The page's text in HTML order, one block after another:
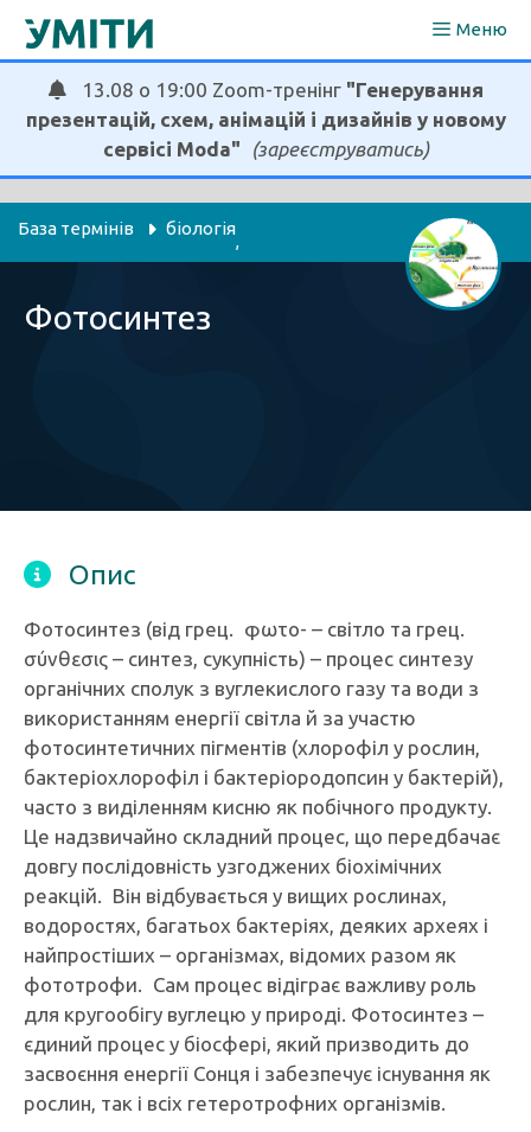
Перейти
Меню
13.08 о 19:00 Zoom-тренінг "Генерування
презентацій, схем, анімацій і дизайнів у новому
сервісі Moda"
(зареєструватись)
База термінів біологія
,
Фотосинтез
Опис
Фотосинтез (від грец. φωτο- – світло та грец.
σύνθεσις – синтез, сукупність) – процес синтезу
органічних сполук з вуглекислого газу та води з
використанням енергії світла й за участю
фотосинтетичних пігментів (хлорофіл у рослин,
бактеріохлорофіл і бактеріородопсин у бактерій),
часто з виділенням кисню як побічного продукту.
Це надзвичайно складний процес, що передбачає
довгу послідовність узгоджених біохімічних
реакцій. Він відбувається у вищих рослинах,
водоростях, багатьох бактеріях, деяких археях і
найпростіших – організмах, відомих разом як
фототрофи. Сам процес відіграє важливу роль
для кругообігу вуглецю у природі. Фотосинтез –
єдиний процес у біосфері, який призводить до
засвоєння енергії Сонця і забезпечує існування як
рослин, так і всіх гетеротрофних організмів.